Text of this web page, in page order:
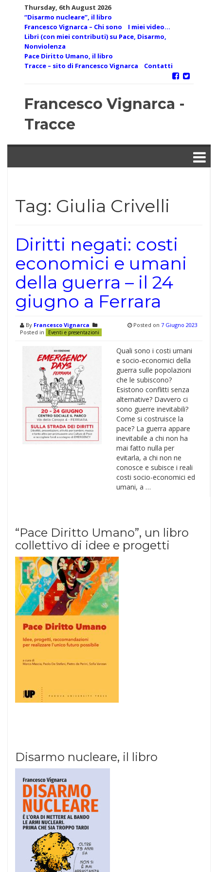
Thursday, 6th August 2026
“Disarmo nucleare”, il libro
Francesco Vignarca – Chi sono
I miei video…
Libri (con miei contributi) su Pace, Disarmo,
Nonviolenza
Pace Diritto Umano, il libro
Tracce – sito di Francesco Vignarca
Contatti
Francesco Vignarca -
Tracce
Tag: Giulia Crivelli
Diritti negati: costi
economici e umani
della guerra – il 24
giugno a Ferrara
By Francesco Vignarca
Posted in
Eventi e presentazioni
Posted on 7 Giugno 2023
Quali sono i costi umani
e socio-economici della
guerra sulle popolazioni
che le subiscono?
Esistono conflitti senza
alternative? Davvero ci
sono guerre inevitabili?
Come si costruisce la
pace? La guerra appare
inevitabile a chi non ha
mai fatto nulla per
evitarla, a chi non ne
conosce e subisce i reali
costi socio-economici ed
umani, a …
“Pace Diritto Umano”, un libro
collettivo di idee e progetti
Disarmo nucleare, il libro